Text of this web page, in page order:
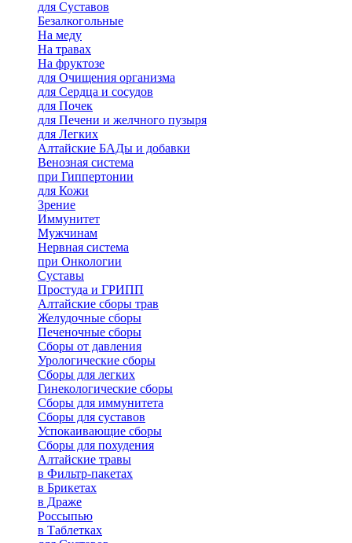
для Суставов
Безалкогольные
На меду
На травах
На фруктозе
для Очищения организма
для Сердца и сосудов
для Почек
для Печени и желчного пузыря
для Легких
Алтайские БАДы и добавки
Венозная система
при Гиппертонии
для Кожи
Зрение
Иммунитет
Мужчинам
Нервная система
при Онкологии
Суставы
Простуда и ГРИПП
Алтайские сборы трав
Желудочные сборы
Печеночные сборы
Сборы от давления
Урологические сборы
Сборы для легких
Гинекологические сборы
Сборы для иммунитета
Сборы для суставов
Успокаивающие сборы
Сборы для похудения
Алтайские травы
в Фильтр-пакетах
в Брикетах
в Драже
Россыпью
в Таблетках